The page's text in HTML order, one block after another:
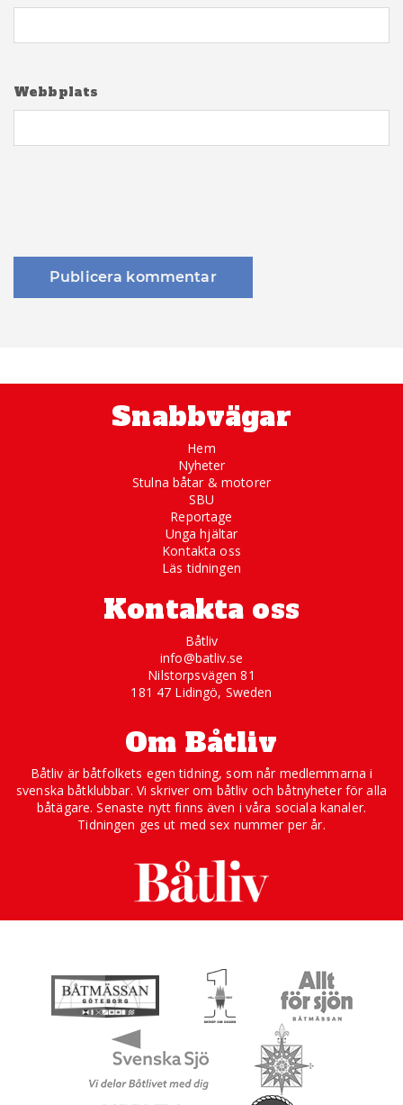
Webbplats
Snabbvägar
Hem
Nyheter
Stulna båtar & motorer
SBU
Reportage
Unga hjältar
Kontakta oss
Läs tidningen
Kontakta oss
Båtliv
info@batliv.se
Nilstorpsvägen 81
181 47 Lidingö, Sweden
Om Båtliv
Båtliv är båtfolkets egen tidning, som når medlemmarna i
svenska båtklubbar. Vi skriver om båtliv och båtnyheter för alla
båtägare. Senaste nytt finns även i våra sociala kanaler.
Tidningen ges ut med sex nummer per år.